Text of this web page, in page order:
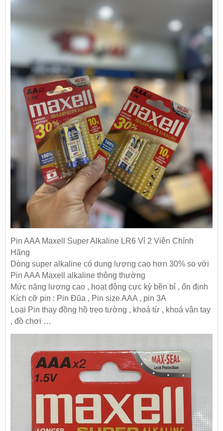
Pin AAA Maxell Super Alkaline LR6 Vỉ 2 Viên Chính
Hãng
Dòng super alkaline có dung lượng cao hơn 30% so với
Pin AAA Maxell alkaline thông thường
Mức năng lượng cao , hoạt động cực kỳ bền bỉ , ổn định
Kích cỡ pin : Pin Đũa , Pin size AAA , pin 3A
Loại Pin thay đồng hồ treo tường , khoá từ , khoá vân tay
, đồ chơi …